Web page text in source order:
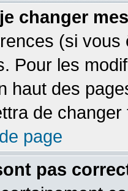
changer
(si
Pour les
haut des
de
page
pas